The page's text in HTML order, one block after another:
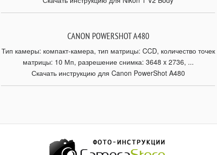
CANON POWERSHOT A480
Тип камеры: компакт-камера, тип матрицы: CCD, количество точек
матрицы: 10 Мп, разрешение снимка: 3648 x 2736, ...
Скачать инструкцию для Canon PowerShot A480